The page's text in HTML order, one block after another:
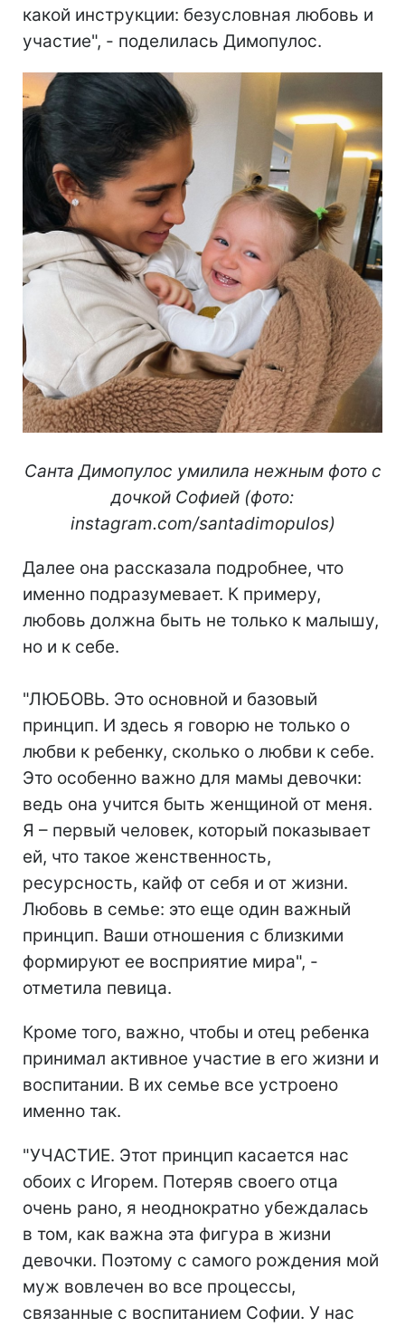
какой инструкции: безусловная любовь и
участие", - поделилась Димопулос.
Санта Димопулос умилила нежным фото с
дочкой Софией (фото:
instagram.com/santadimopulos)
Далее она рассказала подробнее, что
именно подразумевает. К примеру,
любовь должна быть не только к малышу,
но и к себе.
"ЛЮБОВЬ. Это основной и базовый
принцип. И здесь я говорю не только о
любви к ребенку, сколько о любви к себе.
Это особенно важно для мамы девочки:
ведь она учится быть женщиной от меня.
Я – первый человек, который показывает
ей, что такое женственность,
ресурсность, кайф от себя и от жизни.
Любовь в семье: это еще один важный
принцип. Ваши отношения с близкими
формируют ее восприятие мира", -
отметила певица.
Кроме того, важно, чтобы и отец ребенка
принимал активное участие в его жизни и
воспитании. В их семье все устроено
именно так.
"УЧАСТИЕ. Этот принцип касается нас
обоих с Игорем. Потеряв своего отца
очень рано, я неоднократно убеждалась
в том, как важна эта фигура в жизни
девочки. Поэтому с самого рождения мой
муж вовлечен во все процессы,
связанные с воспитанием Софии. У нас